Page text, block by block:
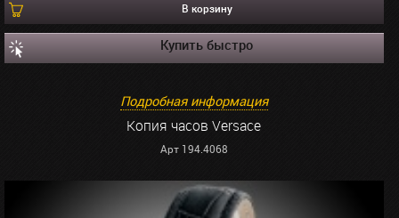
В корзину
Купить быстро
Подробная информация
Копия часов Versace
Арт 194.4068